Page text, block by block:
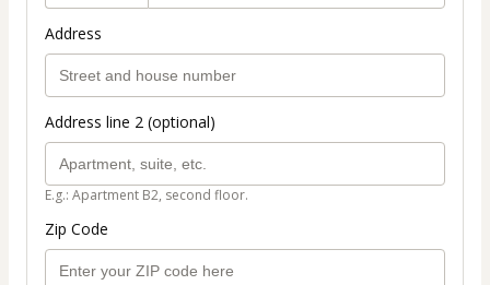
Address
Address line 2 (optional)
E.g.: Apartment B2, second floor.
Zip Code